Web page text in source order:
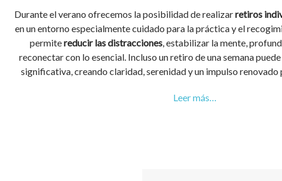
Durante el verano ofrecemos la posibilidad de realizarretiros
en un entorno especialmente cuidado para la práctica y el
permitereducir las distracciones, estabilizar la mente,
reconectar con lo esencial. Incluso un retiro de una semana
significativa, creando claridad, serenidad y un impulso renovado
Leer más…